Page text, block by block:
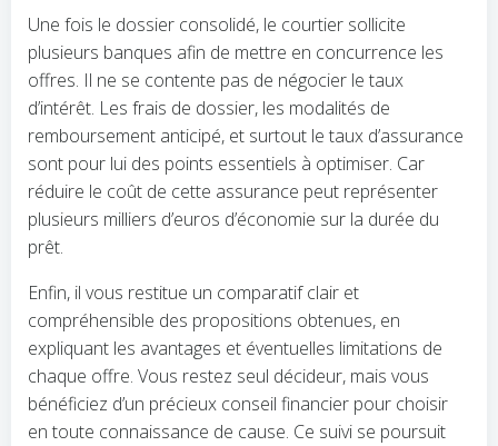
Une fois le dossier consolidé, le courtier sollicite
plusieurs banques afin de mettre en concurrence les
offres. Il ne se contente pas de négocier le taux
d’intérêt. Les frais de dossier, les modalités de
remboursement anticipé, et surtout le taux d’assurance
sont pour lui des points essentiels à optimiser. Car
réduire le coût de cette assurance peut représenter
plusieurs milliers d’euros d’économie sur la durée du
prêt.
Enfin, il vous restitue un comparatif clair et
compréhensible des propositions obtenues, en
expliquant les avantages et éventuelles limitations de
chaque offre. Vous restez seul décideur, mais vous
bénéficiez d’un précieux conseil financier pour choisir
en toute connaissance de cause. Ce suivi se poursuit